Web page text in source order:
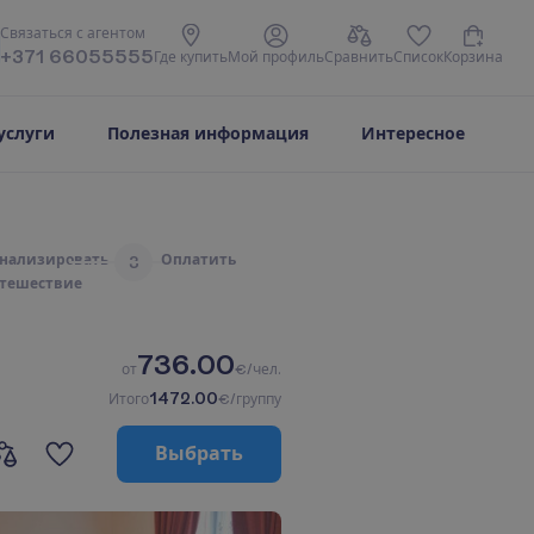
Связаться с агентом
+371 66055555 Где купить М ой профильСравнитьСписокКорзина
Полезная информация Интересное
ализировать
ешествие
3 Оплатить
от736.00€/чел.
Итого1472.00€/группу
Выбрать